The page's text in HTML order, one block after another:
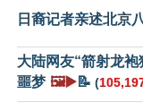
日裔记者亲述北京
大陆网友“箭射龙
噩梦 🖼️▶️📝 (